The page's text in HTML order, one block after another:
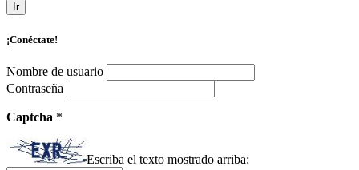
Ir
¡Conéctate!
Nombre de usuario
Contraseña
Captcha *
Escriba el texto mostrado arriba: